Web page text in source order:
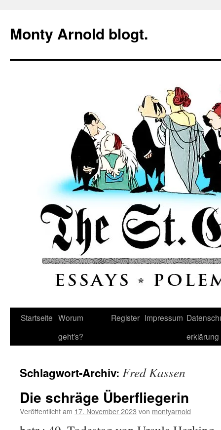
springen
Monty Arnold blogt.
Startseite Worum
geht’s?
Register Impressum
erklärung
Schlagwort-Archiv: Fred Kassen
Die schräge Überfliegerin
Veröffentlicht am 17. November 2023 von montyarnold